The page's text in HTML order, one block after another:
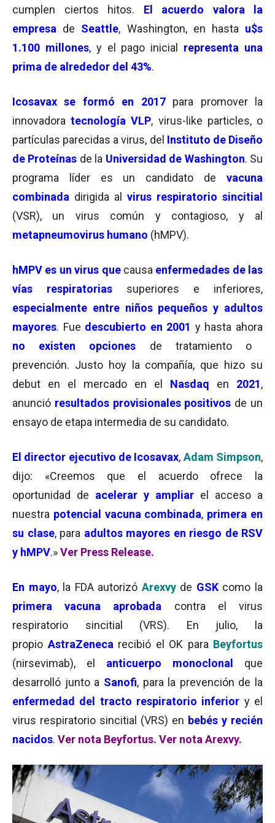
cumplen ciertos hitos. El acuerdo valora la
empresa de Seattle, Washington, en hasta u$s
1.100 millones, y el pago inicial representa una
prima de alrededor del 43%.
Icosavax se formó en 2017 para promover la
innovadora tecnología VLP, virus-like particles, o
partículas parecidas a virus, del Instituto de Diseño
de Proteínas de la Universidad de Washington. Su
programa líder es un candidato de vacuna
combinada dirigida al
virus respiratorio sincitial
(VSR), un virus común y contagioso, y al
metapneumovirus humano (hMPV).
hMPV es un virus que causa enfermedades de las
vías respiratorias superiores e inferiores,
especialmente entre niños pequeños y adultos
mayores. Fue descubierto en 2001 y hasta ahora
no existen opciones de tratamiento o
prevención. Justo hoy la compañía, que hizo su
debut en el mercado en el Nasdaq en 2021,
anunció resultados provisionales positivos de un
ensayo de etapa intermedia de su candidato.
El director ejecutivo de Icosavax, Adam Simpson,
dijo: «Creemos que el acuerdo ofrece la
oportunidad de acelerar y ampliar el acceso a
nuestra potencial vacuna combinada, primera en
su clase, para adultos mayores en riesgo de RSV
y hMPV.»Ver Press Release.
En mayo, la FDA autorizó Arexvy de GSK como la
primera vacuna aprobada contra el virus
respiratorio sincitial (VRS). En julio, la
propio AstraZeneca recibió el OK para Beyfortus
(nirsevimab), el anticuerpo monoclonal
que
desarrolló junto a Sanofi, para la prevención de la
enfermedad del tracto respiratorio inferior y el
virus respiratorio sincitial (VRS) en bebés y recién
nacidos. Ver nota Beyfortus. Ver nota Arexvy.